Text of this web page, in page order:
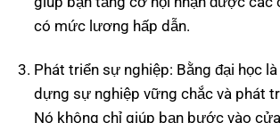
có mức lương hấp dẫn.
Phát triển sự nghiệp: Bằng đại học
dựng sự nghiệp vững chắc và phát
Nó không chỉ giúp bạn bước vào